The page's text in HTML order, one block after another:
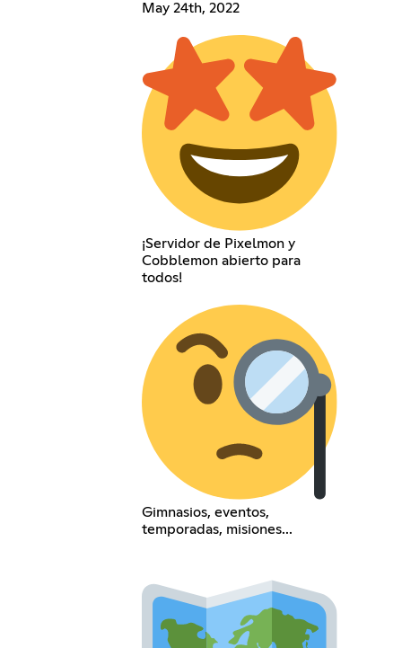
May 24th, 2022
¡Servidor de Pixelmon y
Cobblemon abierto para
todos!
Gimnasios, eventos,
temporadas, misiones...